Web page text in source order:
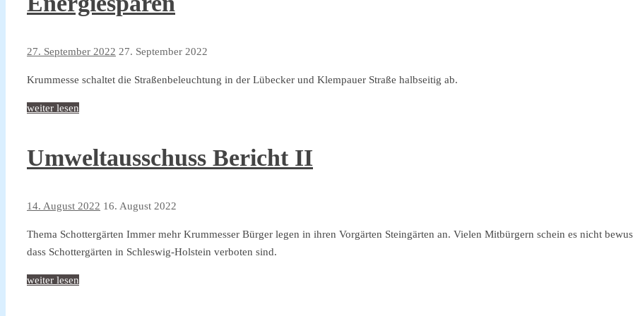
27. September 2022 27. September 2022
Krummesse schaltet die Straßenbeleuchtung in der Lübecker und Klempauer Straße halbseitig ab.
weiter lesen
Umweltausschuss Bericht II
14. August 2022 16. August 2022
Thema Schottergärten Immer mehr Krummesser Bürger legen in ihren Vorgärten Steingärten an. Vielen Mitbürgern schein es nicht
dass Schottergärten in Schleswig-Holstein verboten sind.
weiter lesen